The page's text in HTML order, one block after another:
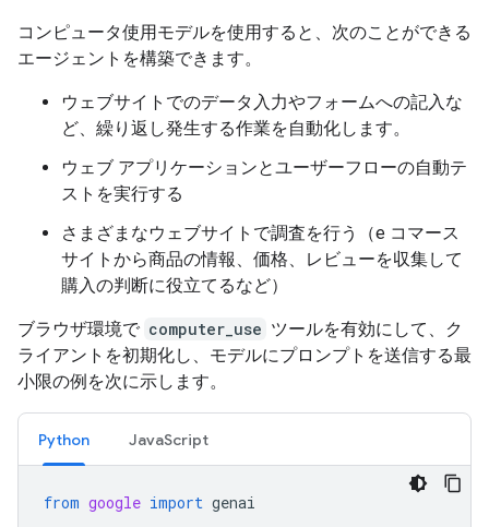
コンピュータ使用モデルを使用すると、次のことができる
エージェントを構築できます。
ウェブサイトでのデータ入力やフォームへの記入な
ど、繰り返し発生する作業を自動化します。
ウェブ アプリケーションとユーザーフローの自動テ
ストを実行する
さまざまなウェブサイトで調査を行う（e コマース
サイトから商品の情報、価格、レビューを収集して
購入の判断に役立てるなど）
ブラウザ環境で computer_use ツールを有効にして、ク
ライアントを初期化し、モデルにプロンプトを送信する最
小限の例を次に示します。
Python JavaScript
from google import genai